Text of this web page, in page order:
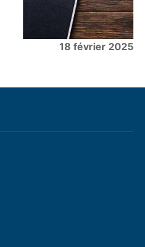
18 février 2025